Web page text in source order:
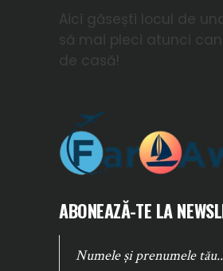
Aici găsești locul de
să mai pleci atunci
de casă!
ABONEAZĂ-TE LA